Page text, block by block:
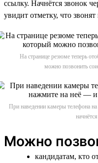
ссылку. Начнётся звонок
увидит отметку, что
На странице резюме теперь
можно позвонить
При наведении камеры телефона
Можно
кандидатам, кто